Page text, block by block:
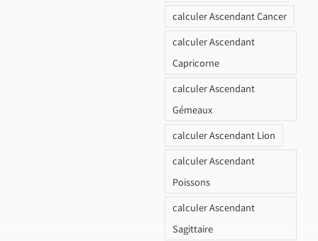
calculer Ascendant Cancer
calculer Ascendant
Capricorne
calculer Ascendant
Gémeaux
calculer Ascendant Lion
calculer Ascendant
Poissons
calculer Ascendant
Sagittaire